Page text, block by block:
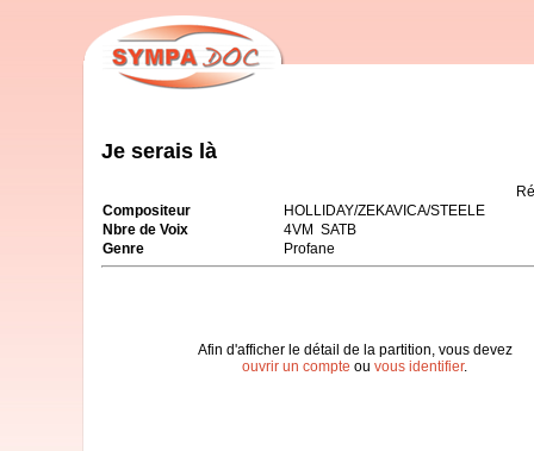
Je serais là
Compositeur
HOLLIDAY/ZEKAVICA/STEELE
Nbre de Voix
4VM SATB
Genre
Profane
Afin d'afficher le détail de la partition, vous devez
ouvrir un compte ou vous identifier.